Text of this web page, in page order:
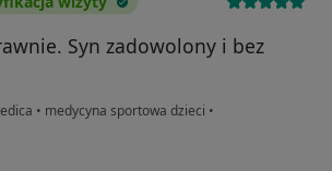
Syn zadowolony i bez
• medycyna sportowa dzieci •